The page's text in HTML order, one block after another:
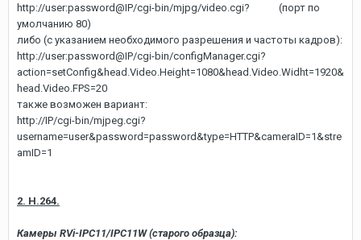
http://user:password@IP/cgi-bin/mjpg/video.cgi? (порт по
умолчанию 80)
либо (с указанием необходимого разрешения и частоты кадров):
http://user:password@IP/cgi-bin/configManager.cgi?
action=setConfig&head.Video.Height=1080&head.Video.Widht=1920&
head.Video.FPS=20
также возможен вариант:
http://IP/cgi-bin/mjpeg.cgi?
username=user&password=password&type=HTTP&cameraID=1&stre
amID=1
2. H.264.
Камеры RVi-IPC11/IPC11W (старого образца):